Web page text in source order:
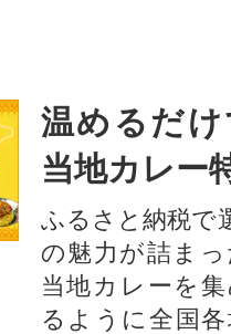
温めるだ
当地カレー
ふるさと納税で
の魅力が詰ま
当地カレーを
るように全国